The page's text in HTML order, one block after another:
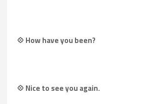
💠 How have you been?
💠 Nice to see you again.